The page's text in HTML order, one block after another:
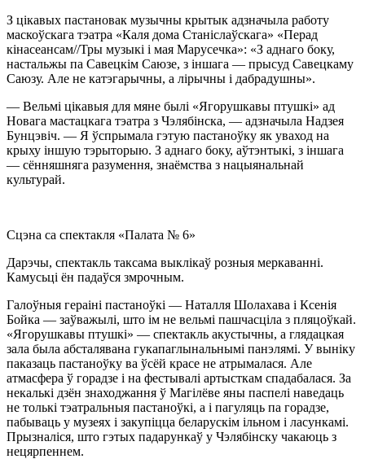
З цікавых пастановак музычны крытык адзначыла работу
маскоўскага тэатра «Каля дома Станіслаўскага» «Перад
кінасеансам//Тры музыкі і мая Марусечка»: «З аднаго боку,
настальжы па Савецкім Саюзе, з іншага — прысуд Савецкаму
Саюзу. Але не катэгарычны, а лірычны і дабрадушны».
— Вельмі цікавыя для мяне былі «Ягорушкавы птушкі» ад
Новага мастацкага тэатра з Чэлябінска, — адзначыла Надзея
Бунцэвіч. — Я ўспрымала гэтую пастаноўку як уваход на
крыху іншую тэрыторыю. З аднаго боку, аўтэнтыкі, з іншага
— сённяшняга разумення, знаёмства з нацыянальнай
культурай.
Сцэна са спектакля «Палата № 6»
Дарэчы, спектакль таксама выклікаў розныя меркаванні.
Камусьці ён падаўся змрочным.
Галоўныя гераіні пастаноўкі — Наталля Шолахава і Ксенія
Бойка — заўважылі, што ім не вельмі пашчасціла з пляцоўкай.
«Ягорушкавы птушкі» — спектакль акустычны, а глядацкая
зала была абсталявана гукапаглынальнымі панэлямі. У выніку
паказаць пастаноўку ва ўсёй красе не атрымалася. Але
атмасфера ў горадзе і на фестывалі артысткам спадабалася. За
некалькі дзён знаходжання ў Магілёве яны паспелі наведаць
не толькі тэатральныя пастаноўкі, а і пагуляць па горадзе,
пабываць у музеях і закупіцца беларускім ільном і ласункамі.
Прызналіся, што гэтых падарункаў у Чэлябінску чакаюць з
нецярпеннем.